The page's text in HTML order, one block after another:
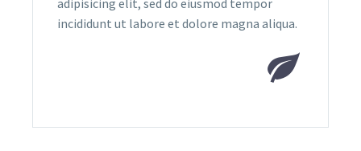
adipisicing elit, sed do eiusmod tempor
incididunt ut labore et dolore magna aliqua.

